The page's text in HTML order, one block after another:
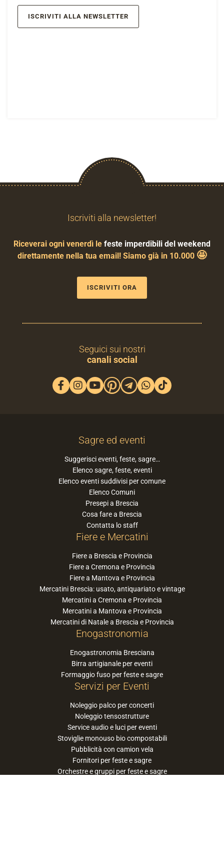
ISCRIVITI ALLA NEWSLETTER
Iscriviti alla newsletter!
Riceverai ogni venerdì le feste imperdibili del weekend
direttamente nella tua email! Siamo già in 10.000 🤩
ISCRIVITI ORA
Seguici sui nostri
canali social
Sagre ed eventi
Suggerisci eventi, feste, sagre…
Elenco sagre, feste, eventi
Elenco eventi suddivisi per comune
Elenco Comuni
Presepi a Brescia
Cosa fare a Brescia
Contatta lo staff
Fiere e Mercatini
Fiere a Brescia e Provincia
Fiere a Cremona e Provincia
Fiere a Mantova e Provincia
Mercatini Brescia: usato, antiquariato e vintage
Mercatini a Cremona e Provincia
Mercatini a Mantova e Provincia
Mercatini di Natale a Brescia e Provincia
Enogastronomia
Enogastronomia Bresciana
Birra artigianale per eventi
Formaggio fuso per feste e sagre
Servizi per Eventi
Noleggio palco per concerti
Noleggio tensostrutture
Service audio e luci per eventi
Stoviglie monouso bio compostabili
Pubblicità con camion vela
Fornitori per feste e sagre
Orchestre e gruppi per feste e sagre